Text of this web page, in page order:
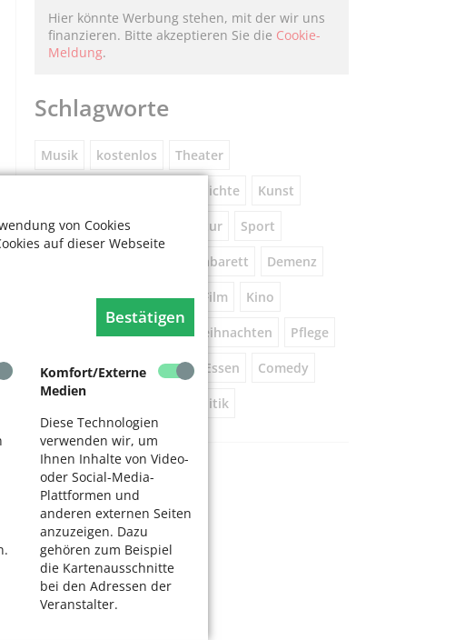
von Cookies
auf dieser Webseite
Bestätigen
Komfort/Externe
Medien
Diese Technologien
verwenden wir, um
Ihnen Inhalte von Video-
oder Social-Media-
Plattformen und
anderen externen Seiten
anzuzeigen. Dazu
gehören zum Beispiel
die Kartenausschnitte
bei den Adressen der
Veranstalter.
Hier könnte Werbung stehen, mit der wir uns
finanzieren. Bitte akzeptieren Sie die Cookie-
Meldung.
Schlagworte
Musik kostenlos Theater
Geschichte Kunst
Museum Natur Literatur Sport
Kabarett Demenz
Wandern Brauchtum Film Kino
Vorsorge Beratung Weihnachten Pflege
Feste Tanz Vortrag Essen Comedy
Politik